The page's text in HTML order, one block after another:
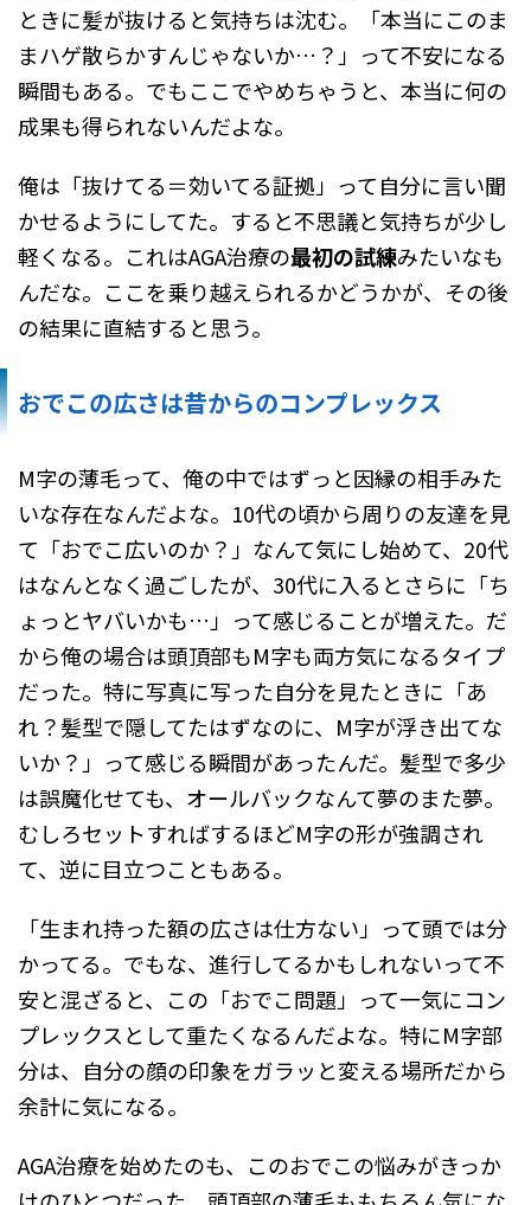
ときに髪が抜けると気持ちは沈む。「本当にこのま
まハゲ散らかすんじゃないか…？」って不安になる
瞬間もある。でもここでやめちゃうと、本当に何の
成果も得られないんだよな。
俺は「抜けてる＝効いてる証拠」って自分に言い聞
かせるようにしてた。すると不思議と気持ちが少し
軽くなる。これはAGA治療の最初の試練みたいなも
んだな。ここを乗り越えられるかどうかが、その後
の結果に直結すると思う。
おでこの広さは昔からのコンプレックス
M字の薄毛って、俺の中ではずっと因縁の相手みた
いな存在なんだよな。10代の頃から周りの友達を見
て「おでこ広いのか？」なんて気にし始めて、20代
はなんとなく過ごしたが、30代に入るとさらに「ち
ょっとヤバいかも…」って感じることが増えた。だ
から俺の場合は頭頂部もM字も両方気になるタイプ
だった。特に写真に写った自分を見たときに「あ
れ？髪型で隠してたはずなのに、M字が浮き出てな
いか？」って感じる瞬間があったんだ。髪型で多少
は誤魔化せても、オールバックなんて夢のまた夢。
むしろセットすればするほどM字の形が強調され
て、逆に目立つこともある。
「生まれ持った額の広さは仕方ない」って頭では分
かってる。でもな、進行してるかもしれないって不
安と混ざると、この「おでこ問題」って一気にコン
プレックスとして重たくなるんだよな。特にM字部
分は、自分の顔の印象をガラッと変える場所だから
余計に気になる。
AGA治療を始めたのも、このおでこの悩みがきっか